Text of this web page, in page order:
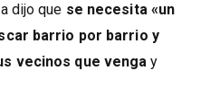
dijo que se necesita «un
barrio por barrio y
vecinos que venga y